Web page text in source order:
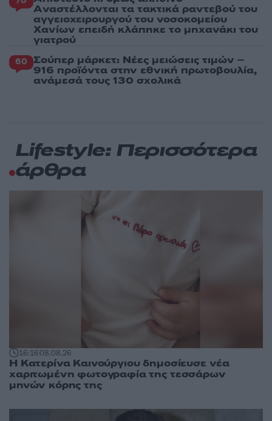
Aναστέλλονται τα τακτικά ραντεβού του
αγγειοχειρουργού του νοσοκομείου
Χανίων επειδή κλάπηκε το μηχανάκι του
γιατρού
60 Σούπερ μάρκετ: Νέες μειώσεις τιμών –
916 προϊόντα στην εθνική πρωτοβουλία,
ανάμεσά τους 130 σχολικά
Lifestyle: Περισσότερα
άρθρα
16:1608.08.26
Η Κατερίνα Καινούργιου δημοσίευσε νέα
χαριτωμένη φωτογραφία της τεσσάρων
μηνών κόρης της